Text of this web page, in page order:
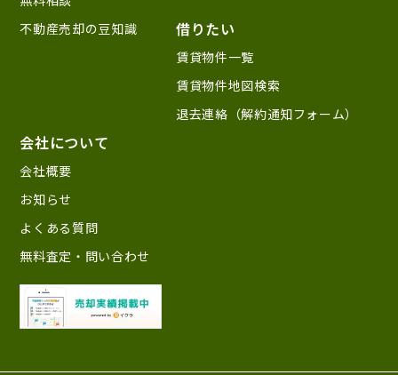
不動産売却の豆知識
借りたい
賃貸物件一覧
賃貸物件地図検索
退去連絡（解約通知フォーム）
会社について
会社概要
お知らせ
よくある質問
無料査定・問い合わせ